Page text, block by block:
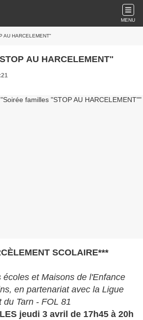
MENU
AU HARCELEMENT"
AU HARCELEMENT"
SCOLAIRE***
écoles et Maisons de l'Enfance
en partenariat avec la Ligue
du Tarn - FOL 81
jeudi 3 avril de 17h45 à 20h